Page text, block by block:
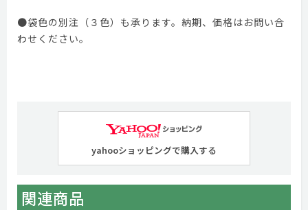
●袋色の別注（３色）も承ります。納期、価格はお問い合
わせください。
yahooショッピングで購入する
関連商品